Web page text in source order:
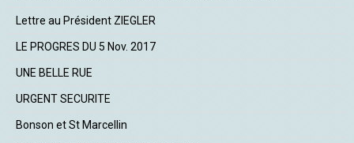
Lettre au Président ZIEGLER
LE PROGRES DU 5 Nov. 2017
UNE BELLE RUE
URGENT SECURITE
Bonson et St Marcellin